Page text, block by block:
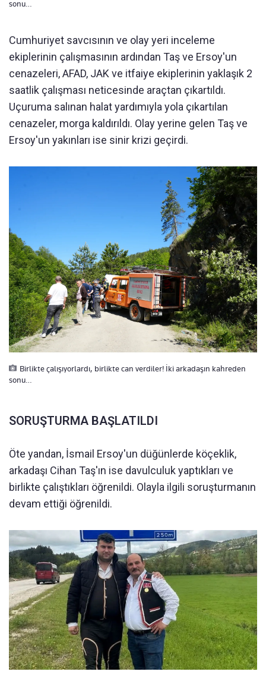
sonu…
Cumhuriyet savcısının ve olay yeri inceleme
ekiplerinin çalışmasının ardından Taş ve Ersoy'un
cenazeleri, AFAD, JAK ve itfaiye ekiplerinin yaklaşık 2
saatlik çalışması neticesinde araçtan çıkartıldı.
Uçuruma salınan halat yardımıyla yola çıkartılan
cenazeler, morga kaldırıldı. Olay yerine gelen Taş ve
Ersoy'un yakınları ise sinir krizi geçirdi.
Birlikte çalışıyorlardı, birlikte can verdiler! İki arkadaşın kahreden
sonu…
SORUŞTURMA BAŞLATILDI
Öte yandan, İsmail Ersoy'un düğünlerde köçeklik,
arkadaşı Cihan Taş'ın ise davulculuk yaptıkları ve
birlikte çalıştıkları öğrenildi. Olayla ilgili soruşturmanın
devam ettiği öğrenildi.